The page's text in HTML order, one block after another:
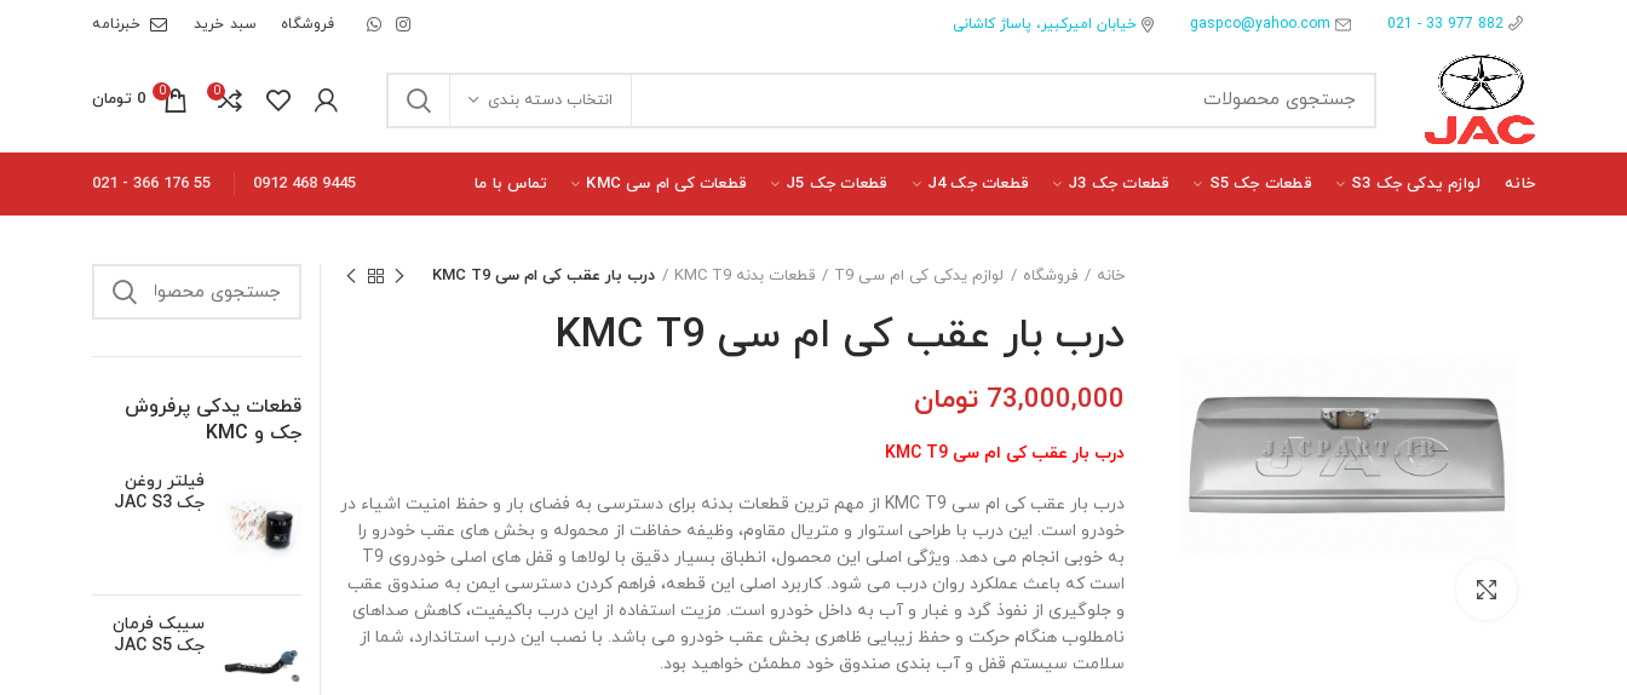
خیابان امیرکبیر، پاساژ کاشانی فروشگاه سبد خرید خبرنامه
انتخاب دسته بندی 0
0
0 تومان
خانه لوازم یدکی جک S3 قطعات جک S5 قطعات جک J3 قطعات جک J4 قطعات جک J5 قطعات کی ام سی KMC تماس با ما 9445 468 0912
55 176 366 - 021
خانه فروشگاه لوازم یدکی کی ام سی T9 قطعات بدنه KMC T9 درب بار عقب کی ام سی KMC T9
درب بار عقب کی ام سی KMC T9
73,000,000 تومان
درب بار عقب کی ام سی KMC T9
درب بار عقب کی ام سی KMC T9 از مهم ترین قطعات بدنه برای دسترسی به فضای بار و حفظ امنیت اشیاء در
خودرو است. این درب با طراحی استوار و متریال مقاوم، وظیفه حفاظت از محموله و بخش های عقب خودرو را
به خوبی انجام می دهد. ویژگی اصلی این محصول، انطباق بسیار دقیق با لولاها و قفل های اصلی خودروی T9
است که باعث عملکرد روان درب می شود. کاربرد اصلی این قطعه، فراهم کردن دسترسی ایمن به صندوق عقب
و جلوگیری از نفوذ گرد و غبار و آب به داخل خودرو است. مزیت استفاده از این درب باکیفیت، کاهش صداهای
نامطلوب هنگام حرکت و حفظ زیبایی ظاهری بخش عقب خودرو می باشد. با نصب این درب استاندارد، شما از
سلامت سیستم قفل و آب بندی صندوق خود مطمئن خواهید بود.
قطعات یدکی پرفروش
جک و KMC
فیلتر روغن
جک JAC S3
سیبک فرمان
جک JAC S5